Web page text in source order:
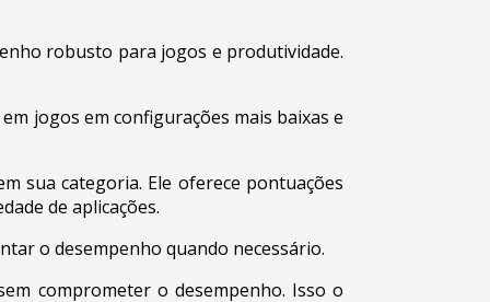
robusto para jogos e produtividade.
jogos em configurações mais baixas e
sua categoria. Ele oferece pontuações
de aplicações.
o desempenho quando necessário.
comprometer o desempenho. Isso o